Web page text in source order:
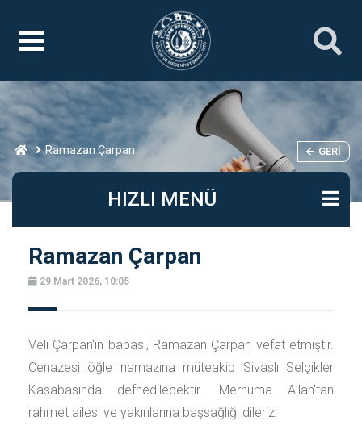
Ramazan Çarpan GERI
HIZLI MENÜ
Ramazan Çarpan
29 Mart 2026, 10:05
Veli Çarpan'ın babası, Ramazan Çarpan vefat etmiştir.
Cenazesi öğle namazına müteakip Sivaslı Selçikler
Kasabasında defnedilecektir. Merhuma Allah'tan
rahmet ailesi ve yakınlarına başsağlığı dileriz.